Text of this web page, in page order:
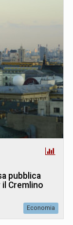
pubblica
Cremlino
Economia